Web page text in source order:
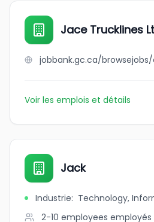
Jace Trucklines
Voir les emplois et détails
Jack
Industrie: Technology,
2-10 employees employés